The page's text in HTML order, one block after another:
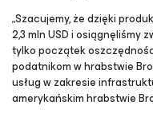
„Szacujemy, że dzięki
2,3 mln USD i osiągnęliśmy
tylko początek
podatnikom w hrabstwie
usług w zakresie
amerykańskim hrabstwie